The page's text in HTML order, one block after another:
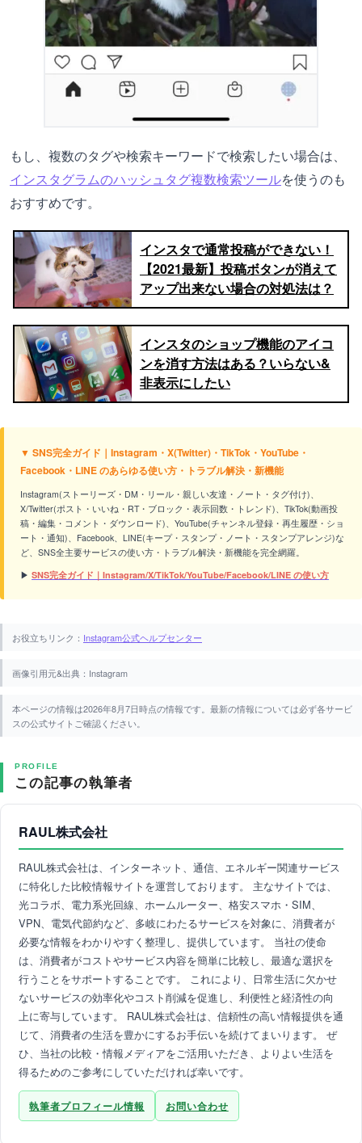
もし、複数のタグや検索キーワードで検索したい場合は、
インスタグラムのハッシュタグ複数検索ツールを使うのも
おすすめです。
インスタで通常投稿ができない！
【2021最新】投稿ボタンが消えて
アップ出来ない場合の対処法は？
インスタのショップ機能のアイコ
ンを消す方法はある？いらない&
非表示にしたい
▼ SNS完全ガイド｜Instagram・X(Twitter)・TikTok・YouTube・
Facebook・LINE のあらゆる使い方・トラブル解決・新機能
Instagram(ストーリーズ・DM・リール・親しい友達・ノート・タグ付け)、
X/Twitter(ポスト・いいね・RT・ブロック・表示回数・トレンド)、TikTok(動画投
稿・編集・コメント・ダウンロード)、YouTube(チャンネル登録・再生履歴・ショ
ート・通知)、Facebook、LINE(キープ・スタンプ・ノート・スタンプアレンジ)な
ど、SNS全主要サービスの使い方・トラブル解決・新機能を完全網羅。
▶ SNS完全ガイド｜Instagram/X/TikTok/YouTube/Facebook/LINE の使い方
お役立ちリンク： Instagram公式ヘルプセンター
画像引用元&出典：Instagram
本ページの情報は2026年8月7日時点の情報です。最新の情報については必ず各サービ
スの公式サイトご確認ください。
PROFILE
この記事の執筆者
RAUL株式会社
RAUL株式会社は、インターネット、通信、エネルギー関連サービス
に特化した比較情報サイトを運営しております。 主なサイトでは、
光コラボ、電力系光回線、ホームルーター、格安スマホ・SIM、
VPN、電気代節約など、多岐にわたるサービスを対象に、消費者が
必要な情報をわかりやすく整理し、提供しています。 当社の使命
は、消費者がコストやサービス内容を簡単に比較し、最適な選択を
行うことをサポートすることです。 これにより、日常生活に欠かせ
ないサービスの効率化やコスト削減を促進し、利便性と経済性の向
上に寄与しています。 RAUL株式会社は、信頼性の高い情報提供を通
じて、消費者の生活を豊かにするお手伝いを続けてまいります。 ぜ
ひ、当社の比較・情報メディアをご活用いただき、よりよい生活を
得るためのご参考にしていただければ幸いです。
執筆者プロフィール情報 お問い合わせ